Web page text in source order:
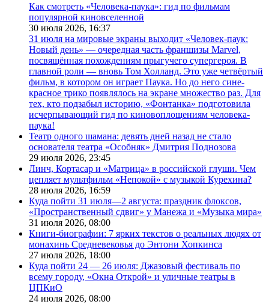
Как смотреть «Человека-паука»: гид по фильмам
популярной киновселенной
30 июля 2026, 16:37
31 июля на мировые экраны выходит «Человек-паук:
Новый день» — очередная часть франшизы Marvel,
посвящённая похождениям прыгучего супергероя. В
главной роли — вновь Том Холланд. Это уже четвёртый
фильм, в котором он играет Паука. Но до него сине-
красное трико появлялось на экране множество раз. Для
тех, кто подзабыл историю, «Фонтанка» подготовила
исчерпывающий гид по киновоплощениям человека-
паука!
Театр одного шамана: девять дней назад не стало
основателя театра «Особняк» Дмитрия Поднозова
29 июля 2026, 23:45
Линч, Кортасар и «Матрица» в российской глуши. Чем
цепляет мультфильм «Непокой» с музыкой Курехина?
28 июля 2026, 16:59
Куда пойти 31 июля—2 августа: праздник флоксов,
«Пространственный сдвиг» у Манежа и «Музыка мира»
31 июля 2026, 08:00
Книги-биографии: 7 ярких текстов о реальных людях от
монахинь Средневековья до Энтони Хопкинса
27 июля 2026, 18:00
Куда пойти 24 — 26 июля: Джазовый фестиваль по
всему городу, «Окна Открой» и уличные театры в
ЦПКиО
24 июля 2026, 08:00